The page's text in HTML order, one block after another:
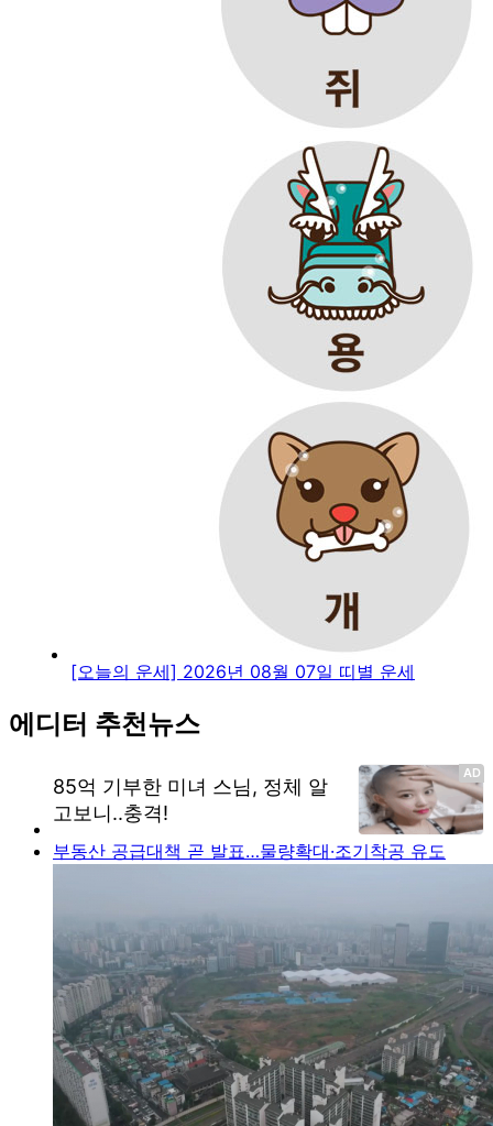
[오늘의 운세] 2026년 08월 07일 띠별 운세
에디터 추천뉴스
부동산 공급대책 곧 발표…물량확대·조기착공 유도